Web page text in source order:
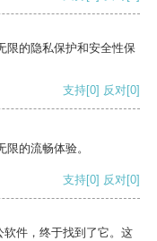
限的隐私保护和安全性保
支持[0] 反对[0]
的流畅体验。
支持[0] 反对[0]
件，终于找到了它。这